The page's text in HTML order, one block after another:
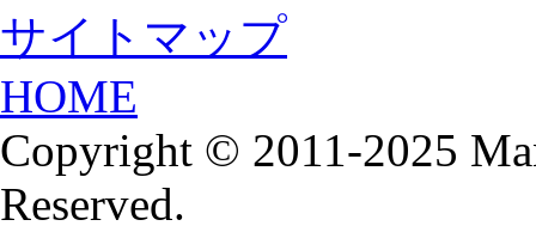
サイトマップ
HOME
Copyright © 2011-2025
Reserved.